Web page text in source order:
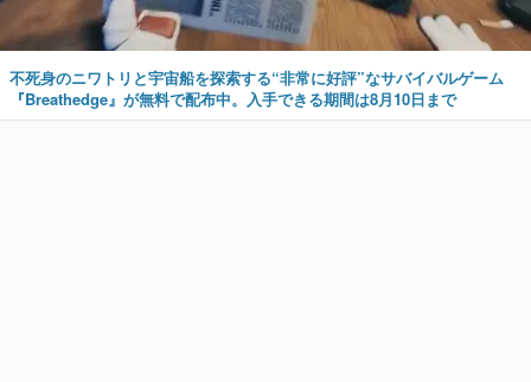
不死身のニワトリと宇宙船を探索する“非常に好評”なサバイバルゲーム
『Breathedge』が無料で配布中。入手できる期間は8月10日まで